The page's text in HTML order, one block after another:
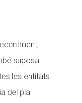
suposa
les entitats.
del pla